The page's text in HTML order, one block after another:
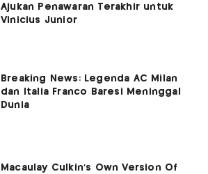
Ajukan Penawaran Terakhir untuk
Vinicius Junior
Breaking News: Legenda AC Milan
dan Italia Franco Baresi Meninggal
Dunia